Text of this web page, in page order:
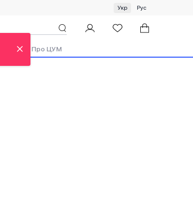
Спеціальна пропозиція на одяг та хустки ЦУМ by GUNIA
Укр Рус
Аутлет Про ЦУМ